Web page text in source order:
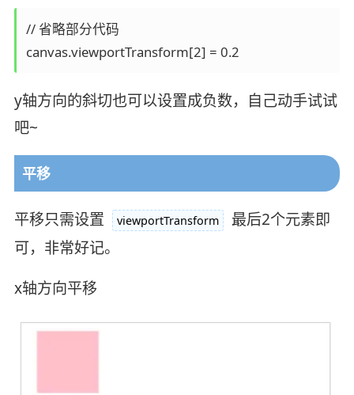
// 省略部分代码
y轴方向的斜切也可以设置成负数，自己动手试试
吧~
平移
平移只需设置 viewportTransform
最后2个元素即
可，非常好记。
x轴方向平移